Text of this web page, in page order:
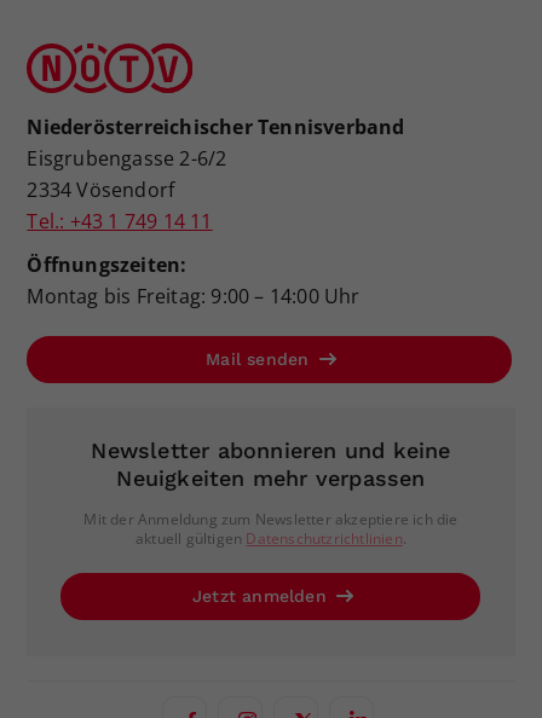
Niederösterreichischer Tennisverband
Eisgrubengasse 2-6/2
2334 Vösendorf
Tel.: +43 1 749 14 11
Öffnungszeiten:
Montag bis Freitag: 9:00 – 14:00 Uhr
Mail senden
Newsletter abonnieren und keine
Neuigkeiten mehr verpassen
Mit der Anmeldung zum Newsletter akzeptiere ich die
aktuell gültigen Datenschutzrichtlinien.
Jetzt anmelden